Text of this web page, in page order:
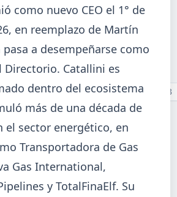
de acero crudo alcanzó
retrocede 0,7%.
6 7 8 9 10 11 12 13
como nuevo CEO el 1° de
en reemplazo de Martín
a desempeñarse como
Directorio. Catallini es
dentro del ecosistema
más de una década de
el sector energético, en
Transportadora de Gas
Gas International,
y TotalFinaElf. Su